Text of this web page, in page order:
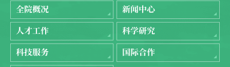
全院概况
新闻中心
人才工作
科学研究
科技服务
国际合作